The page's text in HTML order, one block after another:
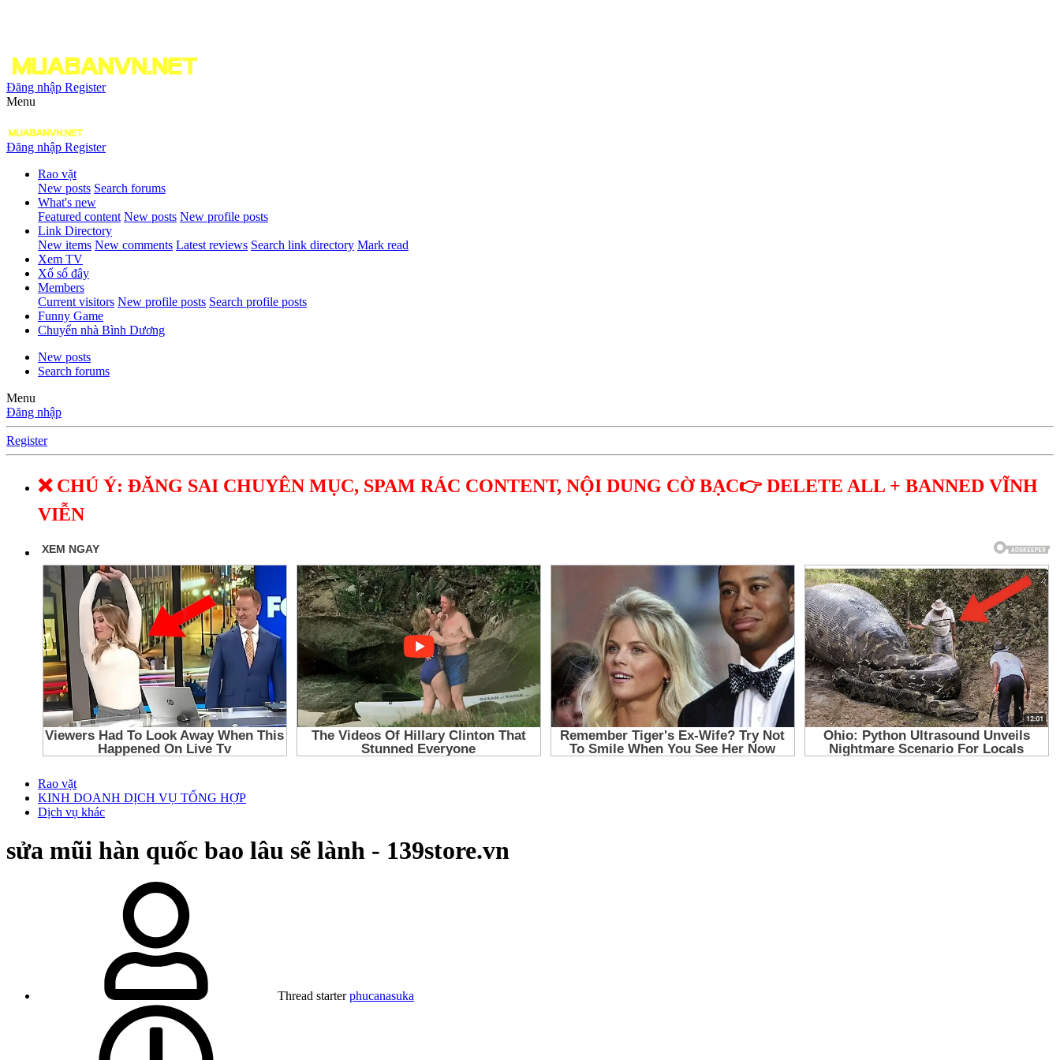
Đăng nhập Register
Menu
Đăng nhập Register
Rao vặt
New posts Search forums
What's new
Featured content New posts New profile posts
Link Directory
New items New comments Latest reviews Search link directory Mark read
Xem TV
Xổ số đây
Members
Current visitors New profile posts Search profile posts
Funny Game
Chuyển nhà Bình Dương
New posts
Search forums
Menu
Đăng nhập
Register
❌ CHÚ Ý: ĐĂNG SAI CHUYÊN MỤC, SPAM RÁC CONTENT, NỘI DUNG CỜ BẠC👉 DELETE ALL + BANNED VĨNH
VIỄN
Rao vặt
KINH DOANH DỊCH VỤ TỔNG HỢP
Dịch vụ khác
sửa mũi hàn quốc bao lâu sẽ lành - 139store.vn
Thread starter phucanasuka